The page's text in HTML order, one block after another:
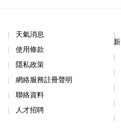
天氣消息
使用條款
隱私政策
網絡服務註冊聲明
聯絡資料
人才招聘
新